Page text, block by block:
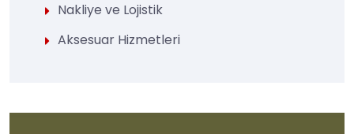
Nakliye ve Lojistik
Aksesuar Hizmetleri